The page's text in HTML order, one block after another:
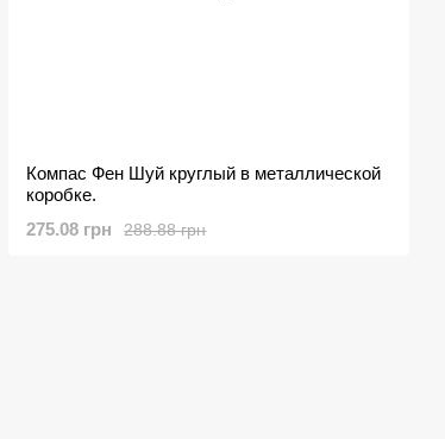
Компас Фен Шуй круглый в металлической
коробке.
288.88 грн
275.08 грн